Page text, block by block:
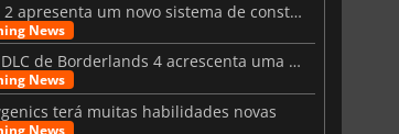
Subnautica 2 apresenta um novo sistema de construção de bases
News
O primeiro DLC de Borderlands 4 acrescenta uma nova personagem e muito mais
News
terá muitas habilidades novas
News